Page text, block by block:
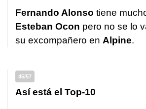
Fernando Alonso tiene
Esteban Ocon pero no se lo
su excompañero en Alpine.
45/57
Así está el Top-10